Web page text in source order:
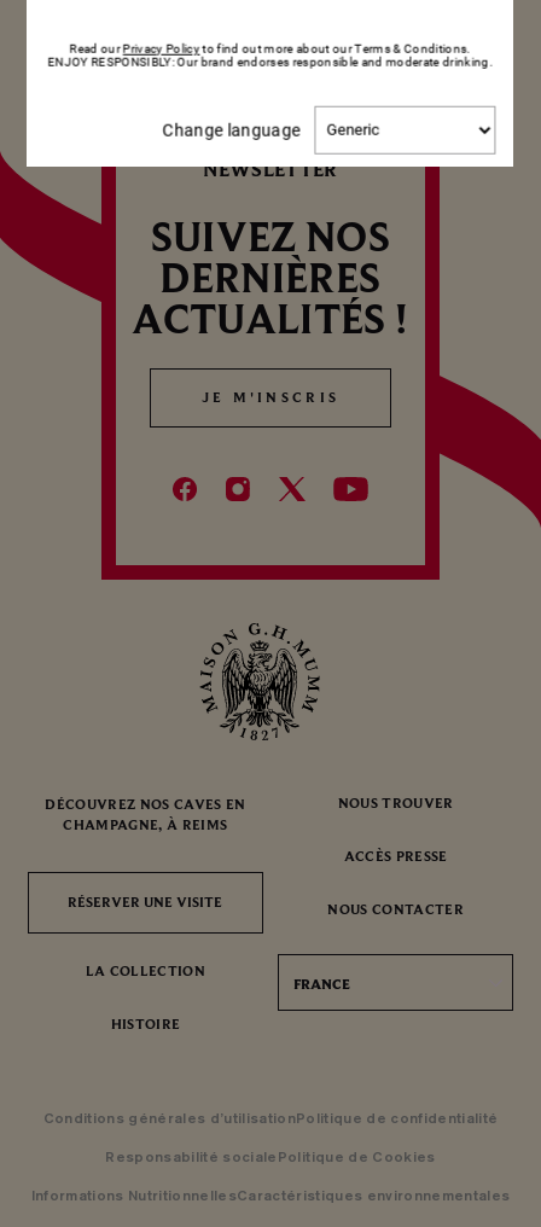
NEWSLETTER
SUIVEZ NOS
DERNIÈRES
ACTUALITÉS !
JE M'INSCRIS
JE M'INSCRIS
DÉCOUVREZ NOS CAVES EN
CHAMPAGNE, À REIMS
RÉSERVER UNE VISITE
RÉSERVER UNE VISITE
LA COLLECTION
HISTOIRE
NOUS TROUVER
ACCÈS PRESSE
NOUS CONTACTER
FRANCE
Conditions générales d’utilisationPolitique de confidentialité
Responsabilité sociale Politique de Cookies
Informations NutritionnellesCaractéristiques environnementales
Read ourPrivacy Policyto find out more about our Terms & Conditions.
ENJOY RESPONSIBLY: Our brand endorses responsible and moderate drinking.
Change languageChange
language